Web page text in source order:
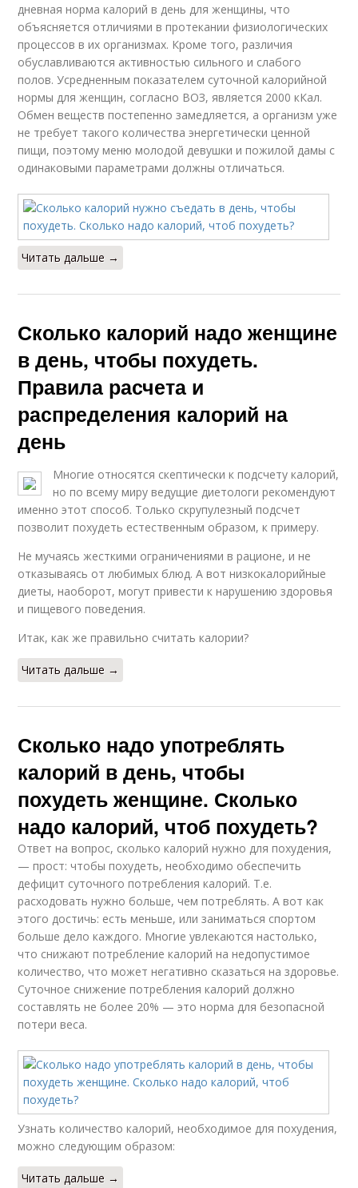
дневная норма калорий в день для женщины, что
объясняется отличиями в протекании физиологических
процессов в их организмах. Кроме того, различия
обуславливаются активностью сильного и слабого
полов. Усредненным показателем суточной калорийной
нормы для женщин, согласно ВОЗ, является 2000 кКал.
Обмен веществ постепенно замедляется, а организм уже
не требует такого количества энергетически ценной
пищи, поэтому меню молодой девушки и пожилой дамы с
одинаковыми параметрами должны отличаться.
Читать дальше →
Сколько калорий надо женщине
в день, чтобы похудеть.
Правила расчета и
распределения калорий на
день
Многие относятся скептически к подсчету калорий,
но по всему миру ведущие диетологи рекомендуют
именно этот способ. Только скрупулезный подсчет
позволит похудеть естественным образом, к примеру.
Не мучаясь жесткими ограничениями в рационе, и не
отказываясь от любимых блюд. А вот низкокалорийные
диеты, наоборот, могут привести к нарушению здоровья
и пищевого поведения.
Итак, как же правильно считать калории?
Читать дальше →
Сколько надо употреблять
калорий в день, чтобы
похудеть женщине. Сколько
надо калорий, чтоб похудеть?
Ответ на вопрос, сколько калорий нужно для похудения,
— прост: чтобы похудеть, необходимо обеспечить
дефицит суточного потребления калорий. Т.е.
расходовать нужно больше, чем потреблять. А вот как
этого достичь: есть меньше, или заниматься спортом
больше дело каждого. Многие увлекаются настолько,
что снижают потребление калорий на недопустимое
количество, что может негативно сказаться на здоровье.
Суточное снижение потребления калорий должно
составлять не более 20% — это норма для безопасной
потери веса.
Узнать количество калорий, необходимое для похудения,
можно следующим образом:
Читать дальше →